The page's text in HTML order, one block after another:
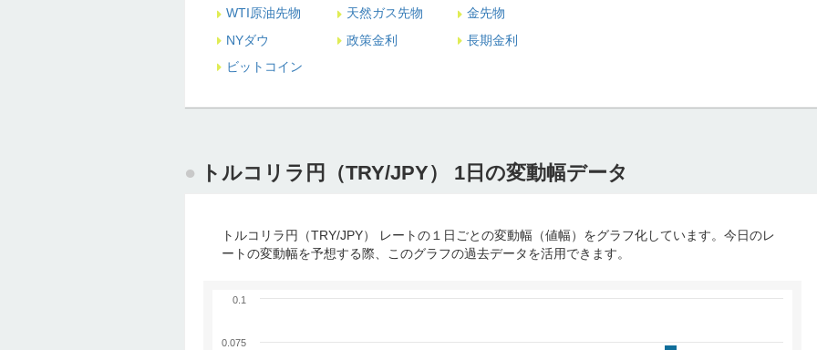
WTI原油先物 天然ガス先物
金先物
NYダウ
政策金利
長期金利
ビットコイン
トルコリラ円（TRY/JPY） 1日の変動幅データ
トルコリラ円（TRY/JPY） レートの１日ごとの変動幅（値幅）をグラフ化しています。今日のレ
ートの変動幅を予想する際、このグラフの過去データを活用できます。
0.075
0.1